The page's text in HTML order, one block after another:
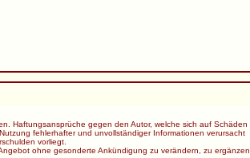
Haftungsansprüche gegen den Autor, welche sich auf Schäden
fehlerhafter und unvollständiger Informationen verursacht
vorliegt.
ohne gesonderte Ankündigung zu verändern, zu ergänzen,